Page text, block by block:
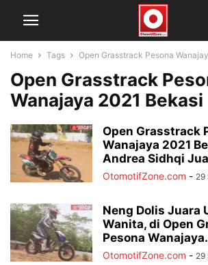
Home Tags Open Grasstrack Pesona
Open Grasstrack
Wanajaya 2021 Bekasi
Open Grasstrack
Wanajaya 2021
Andrea Sidhqi
OtomotifZone.com - 29
Neng Dolis Juara
Wanita, di Open
Pesona
OtomotifZone.com - 29